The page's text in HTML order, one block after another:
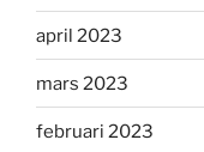
april 2023
mars 2023
februari 2023